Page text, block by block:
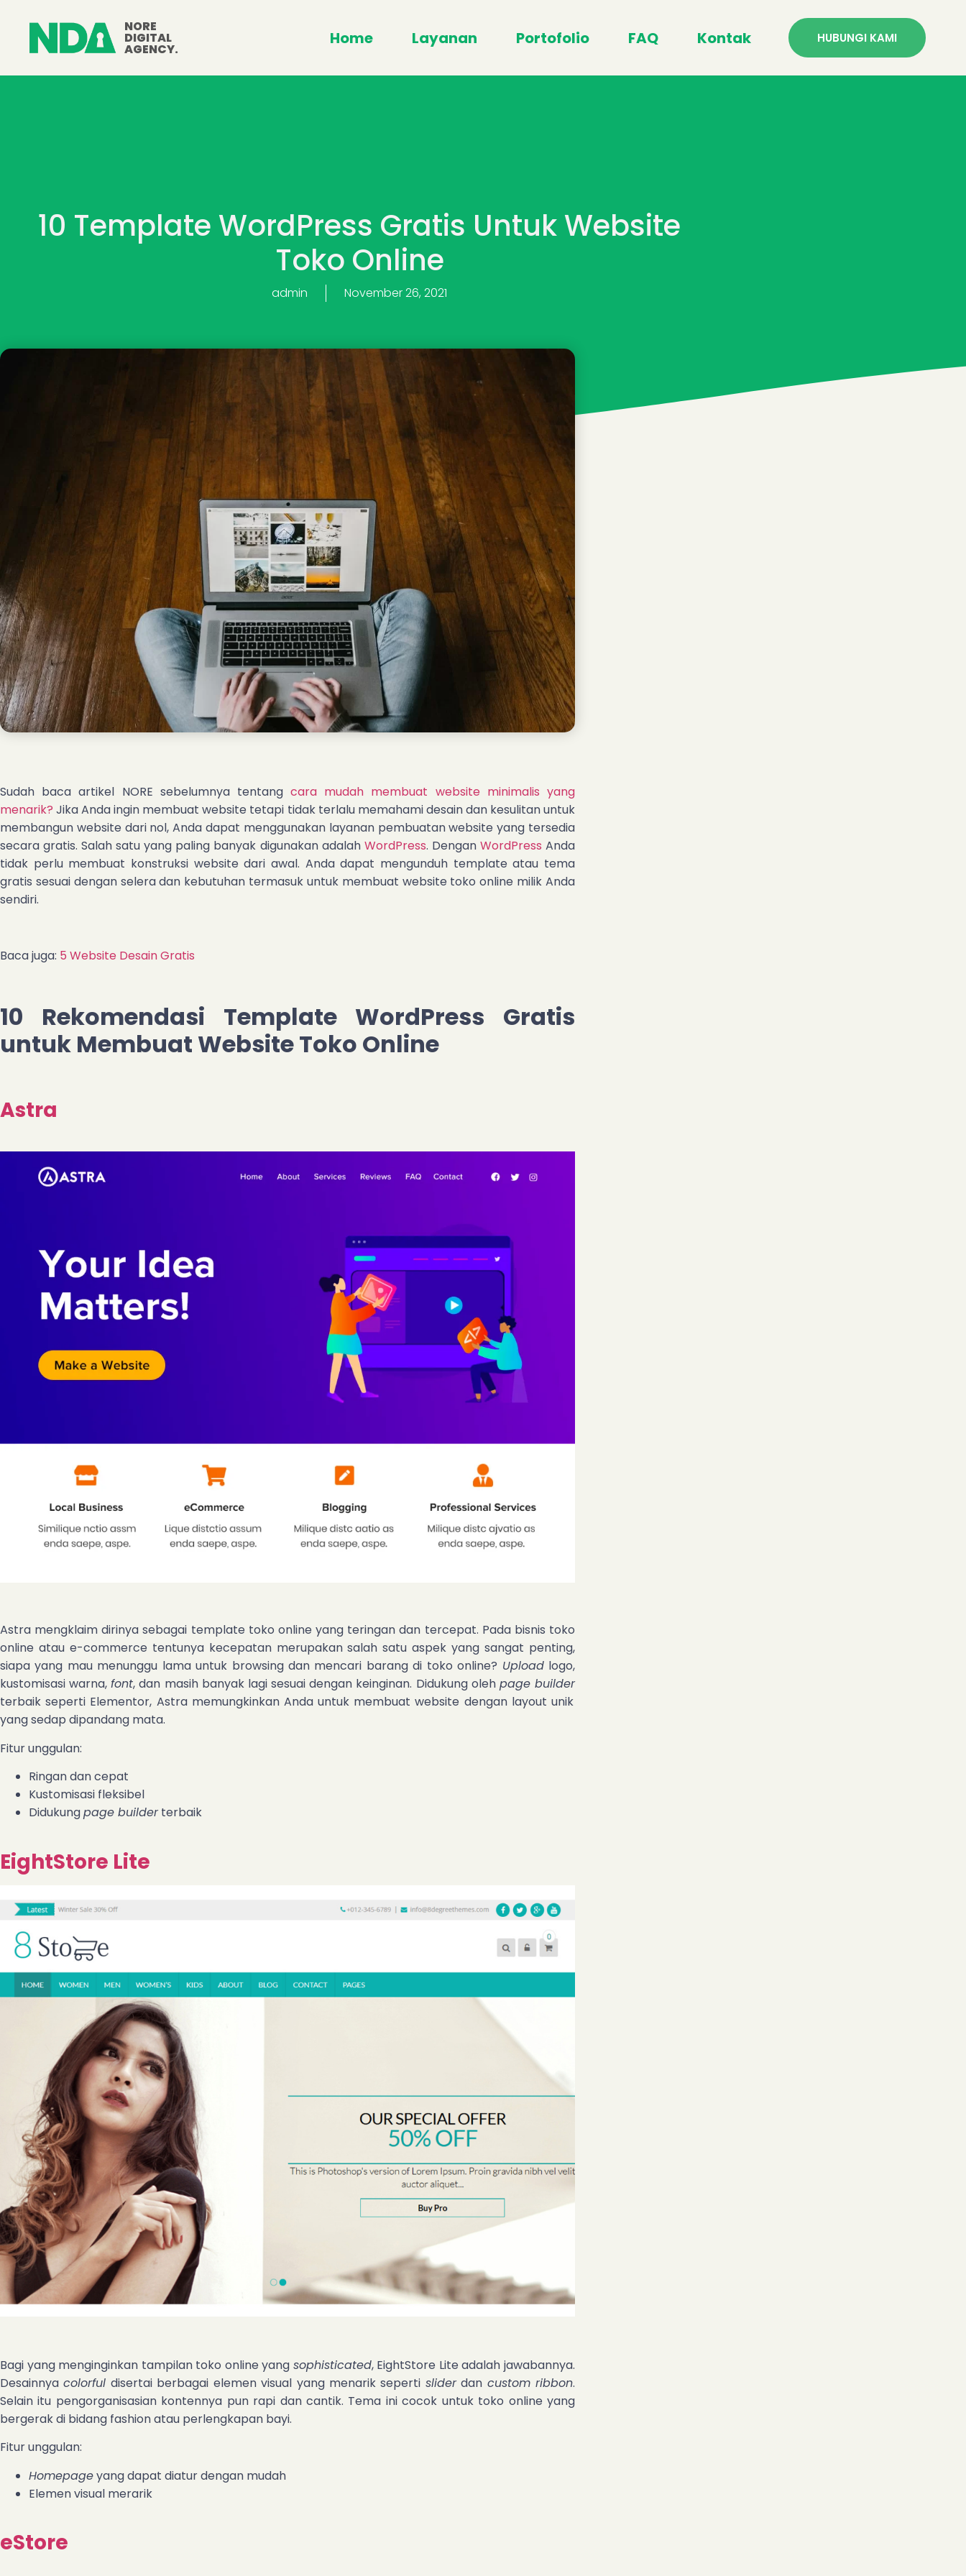
NORE
DIGITAL
AGENCY.
Home Layanan Portofolio FAQ Kontak HUBUNGI KAMI
10 Template WordPress Gratis Untuk Website
Toko Online
admin November 26, 2021
Sudah baca artikel NORE sebelumnya tentangcara mudah membuat website minimalis yang
menarik? Jika Anda ingin membuat website tetapi tidak terlalu memahami desain dan kesulitan untuk
membangun website dari nol, Anda dapat menggunakan layanan pembuatan website yang tersedia
secara gratis. Salah satu yang paling banyak digunakan adalah WordPress. Dengan WordPress Anda
tidak perlu membuat konstruksi website dari awal. Anda dapat mengunduh template atau tema
gratis sesuai dengan selera dan kebutuhan termasuk untuk membuat website toko online milik Anda
sendiri.
Baca juga: 5 Website Desain Gratis
10 Rekomendasi Template WordPress Gratis
untuk Membuat Website Toko Online
Astra
Astra mengklaim dirinya sebagai template toko online yang teringan dan tercepat. Pada bisnis toko
online atau e-commerce tentunya kecepatan merupakan salah satu aspek yang sangat penting,
siapa yang mau menunggu lama untuk browsing dan mencari barang di toko online? Uploadlogo,
kustomisasi warna,font, dan masih banyak lagi sesuai dengan keinginan. Didukung oleh page builder
terbaik seperti Elementor, Astra memungkinkan Anda untuk membuat website dengan layout unik
yang sedap dipandang mata.
Fitur unggulan:
Ringan dan cepat
Kustomisasi fleksibel
Didukungpage builderterbaik
EightStore Lite
Bagi yang menginginkan tampilan toko online yang sophisticated, EightStore Lite adalah jawabannya.
Desainnyacolorful disertai berbagai elemen visual yang menarik seperti sliderdan custom ribbon.
Selain itu pengorganisasian kontennya pun rapi dan cantik. Tema ini cocok untuk toko online yang
bergerak di bidang fashion atau perlengkapan bayi.
Fitur unggulan:
Homepageyang dapat diatur dengan mudah
Elemen visual merarik
eStore